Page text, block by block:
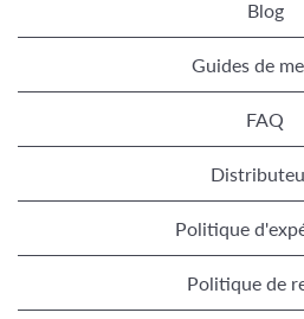
Blog
Guides de
FAQ
Politique
Politique de